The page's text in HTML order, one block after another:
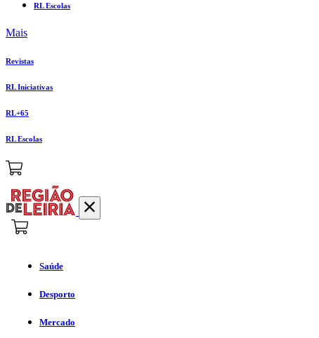
RL Escolas
Mais
Revistas
RL Iniciativas
RL+65
RL Escolas
Saúde
Desporto
Mercado